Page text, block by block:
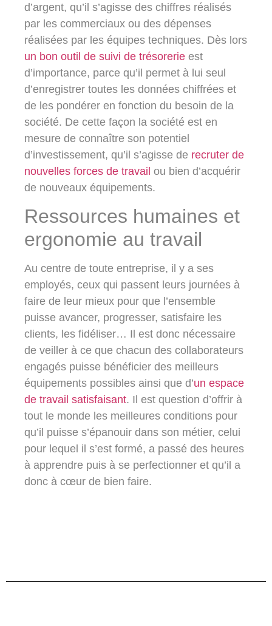
d’argent, qu’il s’agisse des chiffres réalisés
par les commerciaux ou des dépenses
réalisées par les équipes techniques. Dès lors
un bon outil de suivi de trésorerie est
d’importance, parce qu’il permet à lui seul
d’enregistrer toutes les données chiffrées et
de les pondérer en fonction du besoin de la
société. De cette façon la société est en
mesure de connaître son potentiel
d’investissement, qu’il s’agisse de recruter de
nouvelles forces de travail ou bien d’acquérir
de nouveaux équipements.
Ressources humaines et
ergonomie au travail
Au centre de toute entreprise, il y a ses
employés, ceux qui passent leurs journées à
faire de leur mieux pour que l’ensemble
puisse avancer, progresser, satisfaire les
clients, les fidéliser… Il est donc nécessaire
de veiller à ce que chacun des collaborateurs
engagés puisse bénéficier des meilleurs
équipements possibles ainsi que d’un espace
de travail satisfaisant. Il est question d’offrir à
tout le monde les meilleures conditions pour
qu’il puisse s’épanouir dans son métier, celui
pour lequel il s’est formé, a passé des heures
à apprendre puis à se perfectionner et qu’il a
donc à cœur de bien faire.